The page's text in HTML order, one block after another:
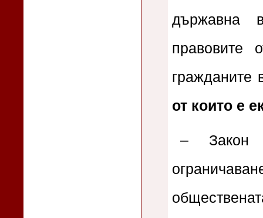
държавна
правовите
гражданите
от които е
– Закон